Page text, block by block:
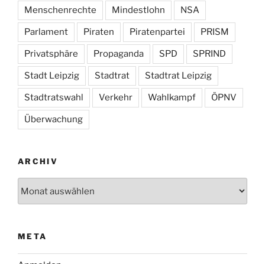
Menschenrechte Mindestlohn NSA
Parlament Piraten Piratenpartei PRISM
Privatsphäre Propaganda SPD SPRIND
Stadt Leipzig Stadtrat Stadtrat Leipzig
Stadtratswahl Verkehr Wahlkampf ÖPNV
Überwachung
ARCHIV
META